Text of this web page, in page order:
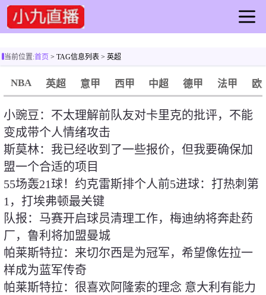
足球直播
篮球直播
足球录像
篮球录像
足球集锦
篮球集锦
足球新闻
篮球新闻
当前位置:首页 > TAG信息列表 > 英超
NBA 英超 意甲 西甲 中超 德甲 法甲 欧
小豌豆：不太理解前队友对卡里克的批评，不能
变成带个人情绪攻击
斯莫林：我已经收到了一些报价，但我要确保加
盟一个合适的项目
55场轰21球！约克雷斯排个人前5进球：打热刺第
1，打埃弗顿最关键
队报：马赛开启球员清理工作，梅迪纳将奔赴药
厂，鲁利将加盟曼城
帕莱斯特拉：来切尔西是为冠军，希望像佐拉一
样成为蓝军传奇
帕莱斯特拉：很喜欢阿隆索的理念 意大利有能力